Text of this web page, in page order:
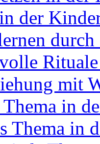
der
mit
in
Thema in